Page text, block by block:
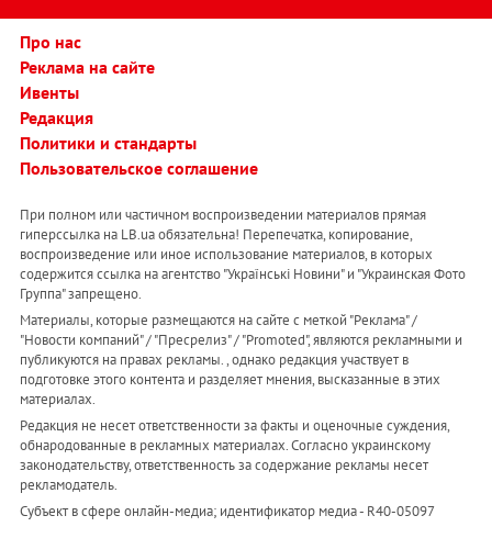
Про нас
Реклама на сайте
Ивенты
Редакция
Политики и стандарты
Пользовательское соглашение
При полном или частичном воспроизведении материалов прямая
гиперссылка на LB.ua обязательна! Перепечатка, копирование,
воспроизведение или иное использование материалов, в которых
содержится ссылка на агентство "Українськi Новини" и "Украинская Фото
Группа" запрещено.
Материалы, которые размещаются на сайте с меткой "Реклама" /
"Новости компаний" / "Пресрелиз" / "Promoted", являются рекламными и
публикуются на правах рекламы. , однако редакция участвует в
подготовке этого контента и разделяет мнения, высказанные в этих
материалах.
Редакция не несет ответственности за факты и оценочные суждения,
обнародованные в рекламных материалах. Согласно украинскому
законодательству, ответственность за содержание рекламы несет
рекламодатель.
Субъект в сфере онлайн-медиа; идентификатор медиа - R40-05097